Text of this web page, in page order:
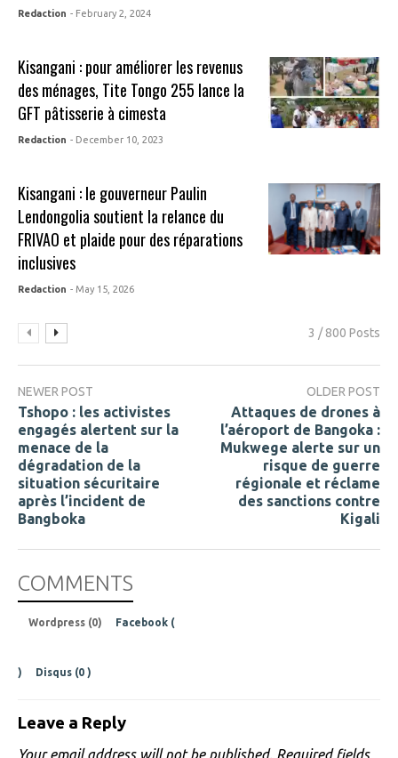
Redaction - February 2, 2024
Kisangani : pour améliorer les revenus
des ménages, Tite Tongo 255 lance la
GFT pâtisserie à cimesta
Redaction - December 10, 2023
Kisangani : le gouverneur Paulin
Lendongolia soutient la relance du
FRIVAO et plaide pour des réparations
inclusives
Redaction - May 15, 2026
3 / 800 Posts
NEWER POST
Tshopo : les activistes
engagés alertent sur la
menace de la
dégradation de la
situation sécuritaire
après l’incident de
Bangboka
OLDER POST
Attaques de drones à
l’aéroport de Bangoka :
Mukwege alerte sur un
risque de guerre
régionale et réclame
des sanctions contre
Kigali
COMMENTS
Wordpress (0) Facebook (
) Disqus (0 )
Leave a Reply
Your email address will not be published. Required fields